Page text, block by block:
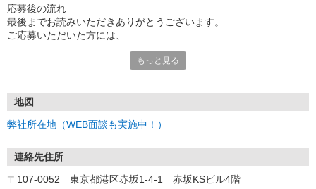
応募後の流れ
最後までお読みいただきありがとうございます。
ご応募いただいた方には、
※スキルに不安がある方もお気軽にご応募ください♪
▼弊社より選考のご案内
メールが届きましたら案内に沿ってお手続きをお願いいたします。
手続きはとても簡単です！
もっと見る
地図
弊社所在地（WEB面談も実施中！）
連絡先住所
〒107-0052 東京都港区赤坂1-4-1 赤坂KSビル4階